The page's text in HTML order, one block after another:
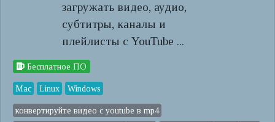
загружать видео, аудио,
субтитры, каналы и
плейлисты с YouTube ...
Бесплатное ПО
Mac Linux Windows
конвертируйте видео с youtube в mp4